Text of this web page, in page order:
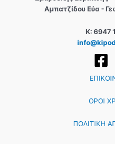
Αμπατζίδου Εύα -
Κ: 6947
ΟΡΟΙ
ΠΟΛΙΤΙΚΗ